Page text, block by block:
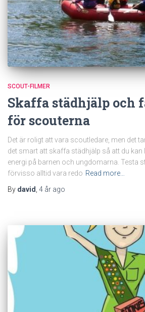
SCOUT-FILMER
Skaffa städhjälp och
för scouterna
Det är roligt att vara scoutledare, men det
det smart att skaffa städhjälp så att du kan
energi på barnen och ungdomarna. Testa
förvisso alltid vara redo Read more…
By david 4 år ago